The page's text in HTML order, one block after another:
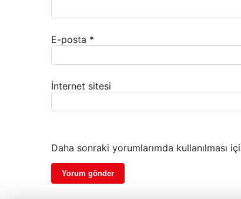
E-posta *
İnternet sitesi
Daha sonraki yorumlarımda kullanılması